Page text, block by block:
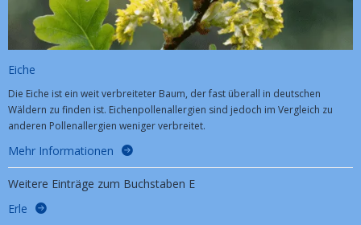
Eiche
Die Eiche ist ein weit verbreiteter Baum, der fast überall in deutschen
Wäldern zu finden ist. Eichenpollenallergien sind jedoch im Vergleich zu
anderen Pollenallergien weniger verbreitet.
Mehr Informationen
Weitere Einträge zum Buchstaben E
Erle